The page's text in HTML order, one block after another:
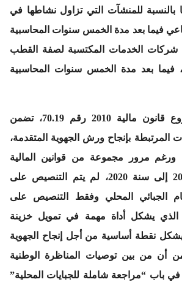
بالنسبة للمنشآت التي تزاول نشاطها في
فيما بعد مدة الخمس سنوات المحاسبية
شركات الخدمات المكتسبة لصفة القطب
فيما بعد مدة الخمس سنوات المحاسبية
زيادة على أن مشروع قانون مالية 2010 رقم 70.19، تضمن
المرتبطة بإنجاح ورش الجهوية المتقدمة،
ورغم مرور مجموعة من قوانين المالية
انطلاقا من سنة 2013 إلى سنة 2020، لم يتم التنصيص على
الجبائي المحلي وفقط التنصيص على
الذي يشكل أداة مهمة في تمويل خزينة
ويشكل نقطة أساسية من أجل إنجاح الجهوية
من أن من بين توصيات المناظرة الوطنية
في باب “مراجعة شاملة للجبايات المحلية”